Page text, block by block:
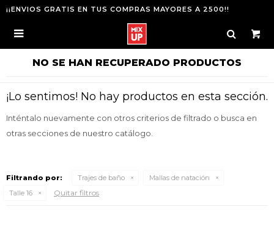
¡¡ENVIOS GRATIS EN TUS COMPRAS MAYORES A 2500!!

NO SE HAN RECUPERADO PRODUCTOS
¡Lo sentimos! No hay productos en esta sección.
Inténtalo nuevamente con otros criterios de filtrado o busca en
otras secciones de nuestro catálogo.
Filtrando por: Trajes de baño
Mallas de natación
Talle 16
Quitar filtros